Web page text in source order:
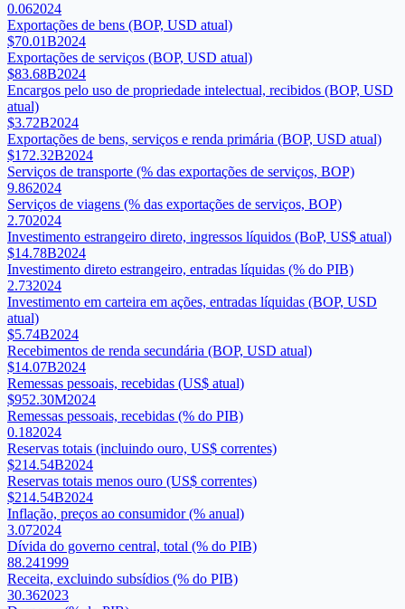
0.062024
Exportações de bens (BOP, USD atual)
$70.01B2024
Exportações de serviços (BOP, USD atual)
$83.68B2024
Encargos pelo uso de propriedade intelectual, recibidos (BOP, USD
atual)
$3.72B2024
Exportações de bens, serviços e renda primária (BOP, USD atual)
$172.32B2024
Serviços de transporte (% das exportações de serviços, BOP)
9.862024
Serviços de viagens (% das exportações de serviços, BOP)
2.702024
Investimento estrangeiro direto, ingressos líquidos (BoP, US$ atual)
$14.78B2024
Investimento direto estrangeiro, entradas líquidas (% do PIB)
2.732024
Investimento em carteira em ações, entradas líquidas (BOP, USD
atual)
$5.74B2024
Recebimentos de renda secundária (BOP, USD atual)
$14.07B2024
Remessas pessoais, recebidas (US$ atual)
$952.30M2024
Remessas pessoais, recebidas (% do PIB)
0.182024
Reservas totais (incluindo ouro, US$ correntes)
$214.54B2024
Reservas totais menos ouro (US$ correntes)
$214.54B2024
Inflação, preços ao consumidor (% anual)
3.072024
Dívida do governo central, total (% do PIB)
88.241999
Receita, excluindo subsídios (% do PIB)
30.362023